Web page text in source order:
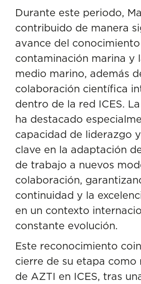
Durante este periodo,
contribuido de manera
avance del
contaminación marina y
medio marino, además
colaboración científica
dentro de la red ICES.
ha destacado
capacidad de liderazgo
clave en la adaptación
de trabajo a nuevos
colaboración,
continuidad y la
en un contexto
constante evolución.
Este reconocimiento
cierre de su etapa como
de AZTI en ICES, tras